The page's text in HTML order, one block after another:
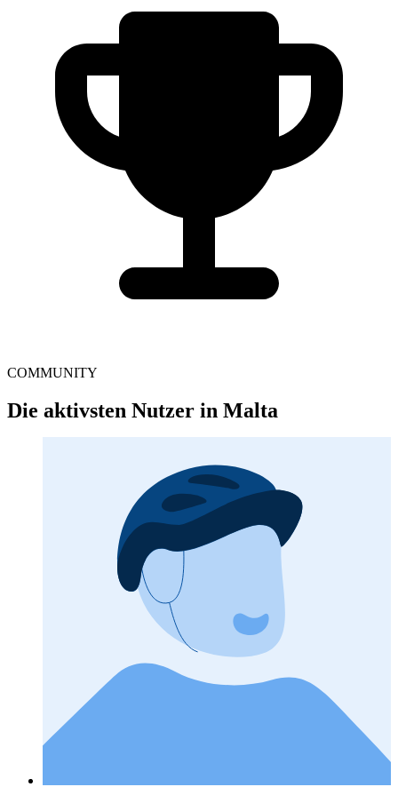
COMMUNITY
Die aktivsten Nutzer in Malta